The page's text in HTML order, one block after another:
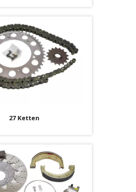
27 Ketten